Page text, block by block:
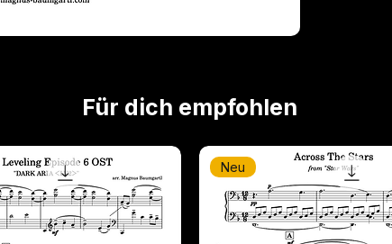
Für dich empfohlen
Neu